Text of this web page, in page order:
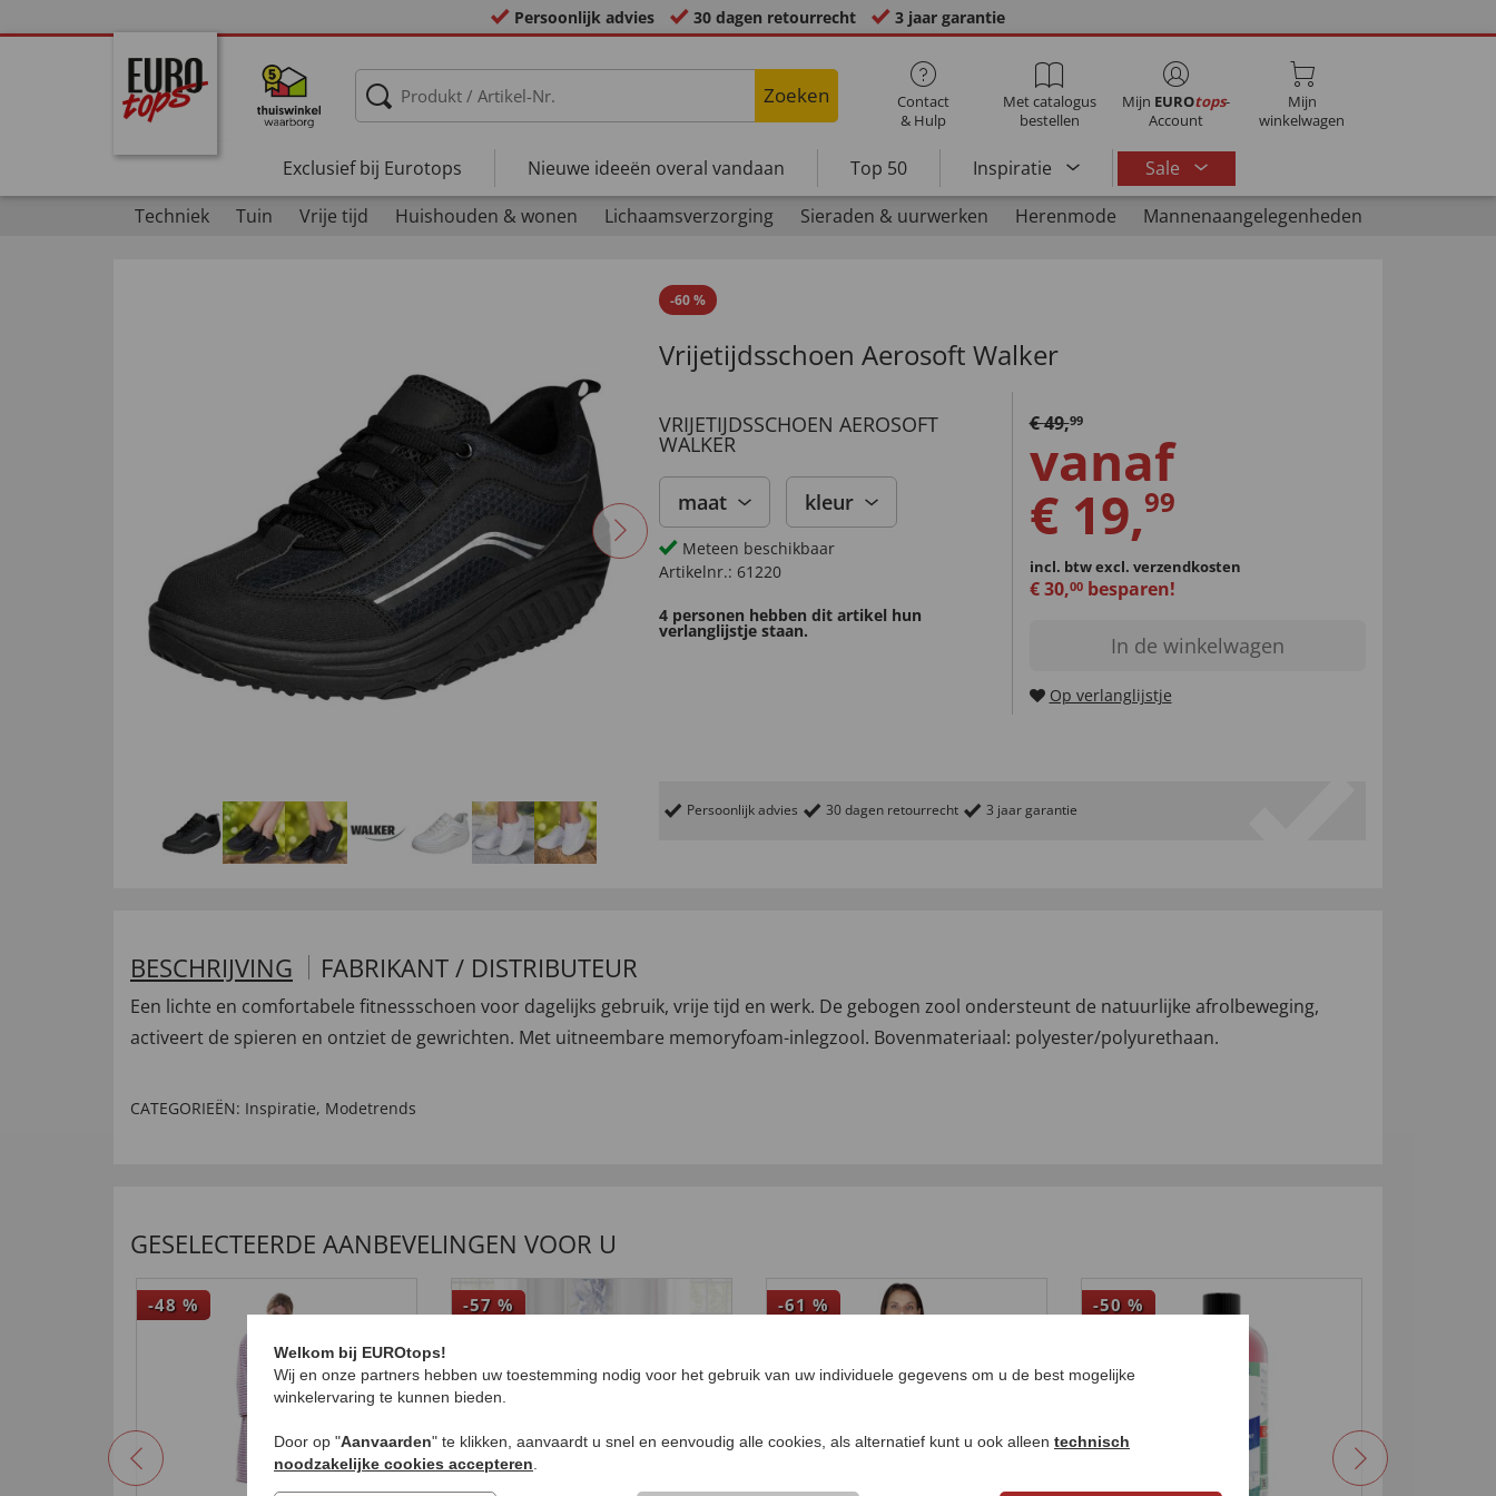
Persoonlijk advies 30 dagen retourrecht 3 jaar garantie
Zoeken
Contact
& Hulp
Met catalogus
bestellen
Mijn EUROtops-
Account
Mijn
winkelwagen
Exclusief bij Eurotops Nieuwe ideeën overal vandaan Top 50 Inspiratie
Sale
Techniek
Tuin Vrije tijd Huishouden & wonen Lichaamsverzorging Sieraden & uurwerken Herenmode Mannenaangelegenheden
-60%
Vrijetijdsschoen Aerosoft Walker
VRIJETIJDSSCHOEN AEROSOFT
WALKER
maat kleur
Meteen beschikbaar
Artikelnr.: 61220
4 personen hebben dit artikel hun
verlanglijstje staan.
€49,99
vanaf
€ 19,99
incl. btwexcl. verzendkosten
€30,00besparen!
In de winkelwagen
Op verlanglijstje
Persoonlijk advies 30 dagen retourrecht 3 jaar garantie
BESCHRIJVING FABRIKANT / DISTRIBUTEUR
Een lichte en comfortabele fitnessschoen voor dagelijks gebruik, vrije tijd en werk. De gebogen zool ondersteunt de natuurlijke afrolbeweging,
activeert de spieren en ontziet de gewrichten. Met uitneembare memoryfoam-inlegzool. Bovenmateriaal: polyester/polyurethaan.
CATEGORIEËN: Inspiratie, Modetrends
GESELECTEERDE AANBEVELINGEN VOOR U
-48 % -57 % -61 % -50 %
Welkom bij EUROtops!
Wij en onze partners hebben uw toestemming nodig voor het gebruik van uw individuele gegevens om u de best mogelijke
winkelervaring te kunnen bieden.
Door op "Aanvaarden" te klikken, aanvaardt u snel en eenvoudig alle cookies, als alternatief kunt u ook alleen technisch
noodzakelijke cookies accepteren